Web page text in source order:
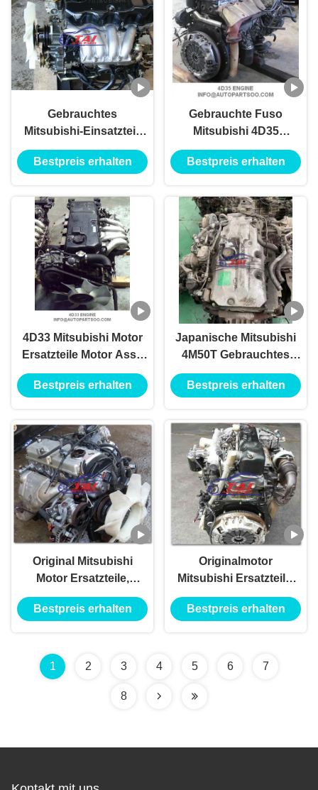
Gebrauchtes
Mitsubishi-Einsatzteil,
Mitsubishi Motor 4D33
4D34 4D35
Bestpreis erhalten
Gebrauchte Fuso
Mitsubishi 4D35
Motorbaugruppe,
Mitsubishi-
Bestpreis erhalten
4D33 Mitsubishi Motor
Ersatzteile Motor Assy
mit garantierter Qualität
Bestpreis erhalten
Japanische Mitsubishi
4M50T Gebrauchtes
Komplettmotor mit
Getriebe
Bestpreis erhalten
Original Mitsubishi
Motor Ersatzteile,
Gebraucht Mitsubishi
4M40 Dieselmotor
Bestpreis erhalten
Originalmotor
Mitsubishi Ersatzteile,
4d32 4d33 4d35
Hochleistung
Bestpreis erhalten
1 2 3 4 5 6 7
8